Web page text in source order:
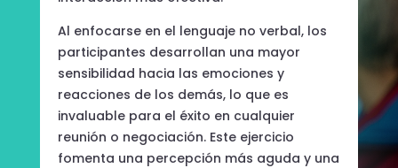
Al enfocarse en el lenguaje no verbal, los
participantes desarrollan una mayor
sensibilidad hacia las emociones y
reacciones de los demás, lo que es
invaluable para el éxito en cualquier
reunión o negociación. Este ejercicio
fomenta una percepción más aguda y una